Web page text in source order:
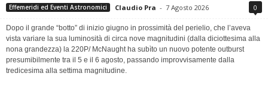
Effemeridi ed Eventi Astronomici Claudio Pra - 7 Agosto 2026 0
Dopo il grande “botto” di inizio giugno in prossimità del perielio, che l’aveva
vista variare la sua luminosità di circa nove magnitudini (dalla diciottesima alla
nona grandezza) la 220P/ McNaught ha subìto un nuovo potente outburst
presumibilmente tra il 5 e il 6 agosto, passando improvvisamente dalla
tredicesima alla settima magnitudine.